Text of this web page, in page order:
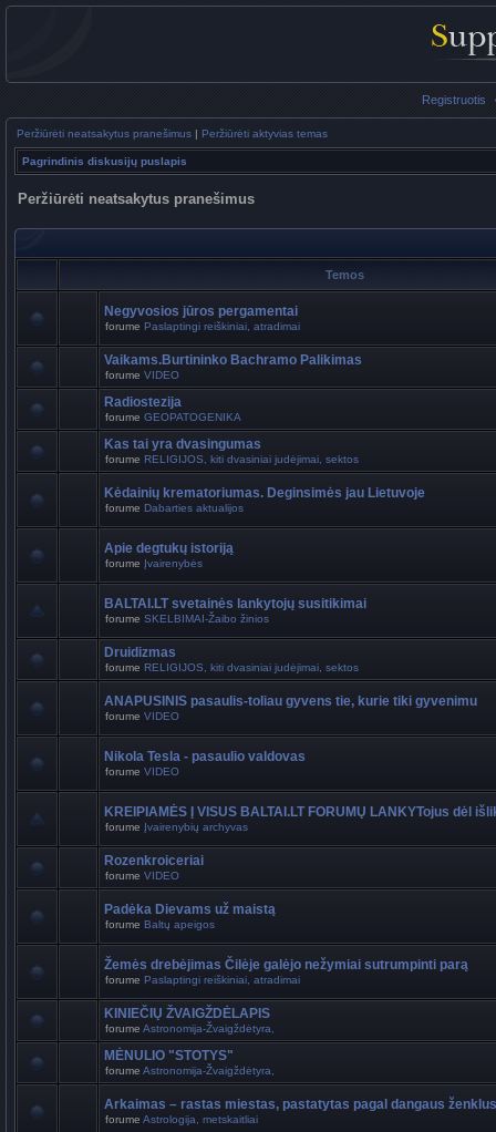
Registruotis
Peržiūrėti neatsakytus pranešimus | Peržiūrėti aktyvias temas
Pagrindinis diskusijų puslapis
Peržiūrėti neatsakytus pranešimus
Temos
Negyvosios jūros pergamentai
forume Paslaptingi reiškiniai, atradimai
Vaikams.Burtininko Bachramo Palikimas
forume VIDEO
Radiostezija
forume GEOPATOGENIKA
Kas tai yra dvasingumas
forume RELIGIJOS, kiti dvasiniai judėjimai, sektos
Kėdainių krematoriumas. Deginsimės jau Lietuvoje
forume Dabarties aktualijos
Apie degtukų istoriją
forume Įvairenybės
BALTAI.LT svetainės lankytojų susitikimai
forume SKELBIMAI-Žaibo žinios
Druidizmas
forume RELIGIJOS, kiti dvasiniai judėjimai, sektos
ANAPUSINIS pasaulis-toliau gyvens tie, kurie tiki gyvenimu
forume VIDEO
Nikola Tesla - pasaulio valdovas
forume VIDEO
KREIPIAMĖS Į VISUS BALTAI.LT FORUMŲ LANKYTojus dėl
forume Įvairenybių archyvas
Rozenkroiceriai
forume VIDEO
Padėka Dievams už maistą
forume Baltų apeigos
Žemės drebėjimas Čilėje galėjo nežymiai sutrumpinti parą
forume Paslaptingi reiškiniai, atradimai
KINIEČIŲ ŽVAIGŽDĖLAPIS
forume Astronomija-Žvaigždėtyra,
MĖNULIO "STOTYS"
forume Astronomija-Žvaigždėtyra,
Arkaimas – rastas miestas, pastatytas pagal dangaus ženklus
forume Astrologija, metskaitliai